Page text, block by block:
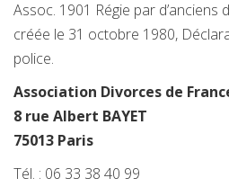
Assoc. 1901 Régie par d’anciens
créée le 31 octobre 1980,
police.
Association Divorces de
8 rue Albert BAYET
75013 Paris
Tél. : 06 33 38 40 99